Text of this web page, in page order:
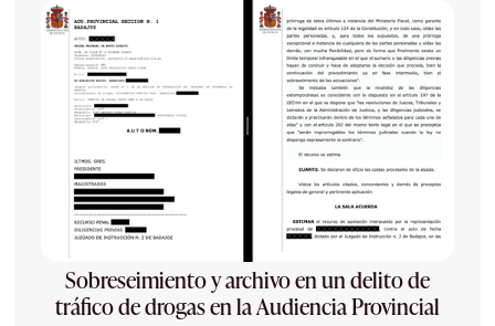
Sobreseimiento y archivo en un delito de
tráfico de drogas en la Audiencia Provincial